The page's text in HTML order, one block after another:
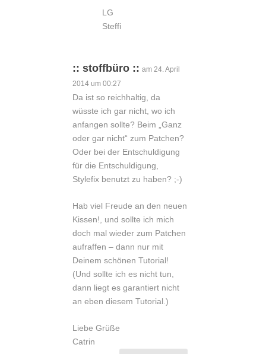
LG
Steffi
:: stoffbüro :: am 24. April
2014 um 00:27
Da ist so reichhaltig, da
wüsste ich gar nicht, wo ich
anfangen sollte? Beim „Ganz
oder gar nicht“ zum Patchen?
Oder bei der Entschuldigung
für die Entschuldigung,
Stylefix benutzt zu haben? ;-)
Hab viel Freude an den neuen
Kissen!, und sollte ich mich
doch mal wieder zum Patchen
aufraffen – dann nur mit
Deinem schönen Tutorial!
(Und sollte ich es nicht tun,
dann liegt es garantiert nicht
an eben diesem Tutorial.)
Liebe Grüße
Catrin